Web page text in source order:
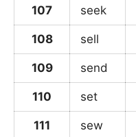
107 seek
108 sell
109 send
110 set
111 sew